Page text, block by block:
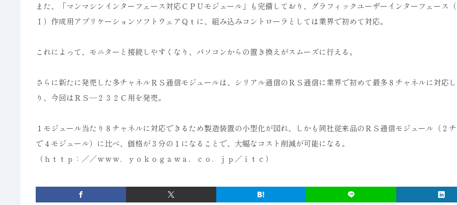
また、「マンマシンインターフェース対応ＣＰＵモジュール」も完備しており、グラフィックユーザーインターフェース
Ｉ）作成用アプリケーションソフトウェアＱｔに、組み込みコントローラとしては業界で初めて対応。
これによって、モニターと接続しやすくなり、パソコンからの置き換えがスムーズに行える。
さらに新たに発売した多チャネルＲＳ通信モジュールは、シリアル通信のＲＳ通信に業界で初めて最多８チャネルに対応
り、今回はＲＳ―２３２Ｃ用を発売。
１モジュール当たり８チャネルに対応できるため製造装置の小型化が図れ、しかも同社従来品のＲＳ通信モジュール（２
で４モジュール）に比べ、価格が３分の１になることで、大幅なコスト削減が可能になる。
（ｈｔｔｐ：／／ｗｗｗ．ｙｏｋｏｇａｗａ．ｃｏ．ｊｐ／ｉｔｃ）